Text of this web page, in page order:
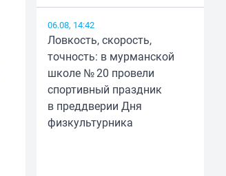
06.08, 14:42
Ловкость, скорость,
точность: в мурманской
школе № 20 провели
спортивный праздник
в преддверии Дня
физкультурника